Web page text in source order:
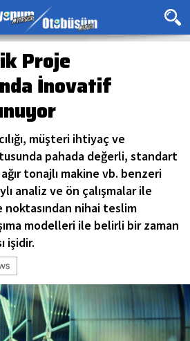
Proje
İnovatif
müşteri ihtiyaç ve
pahada değerli, standart
ağır tonajlı makine vb. benzeri
analiz ve ön çalışmalar ile
nihai teslim
modelleri ile belirli bir zaman
işidir.